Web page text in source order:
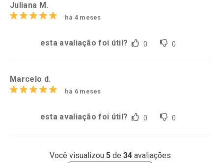
Juliana M.
há 4 meses
esta avaliação foi útil? 0 0
Marcelo d.
há 6 meses
esta avaliação foi útil? 0 0
Você visualizou 5de 34avaliações